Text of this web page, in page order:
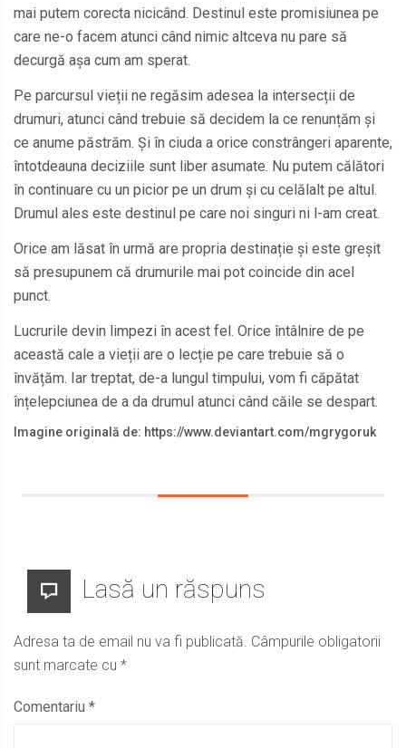
mai putem corecta nicicând. Destinul este promisiunea pe
care ne-o facem atunci când nimic altceva nu pare să
decurgă așa cum am sperat.
Pe parcursul vieții ne regăsim adesea la intersecții de
drumuri, atunci când trebuie să decidem la ce renunțăm și
ce anume păstrăm. Și în ciuda a orice constrângeri aparente,
întotdeauna deciziile sunt liber asumate. Nu putem călători
în continuare cu un picior pe un drum și cu celălalt pe altul.
Drumul ales este destinul pe care noi singuri ni l-am creat.
Orice am lăsat în urmă are propria destinație și este greșit
să presupunem că drumurile mai pot coincide din acel
punct.
Lucrurile devin limpezi în acest fel. Orice întâlnire de pe
această cale a vieții are o lecție pe care trebuie să o
învățăm. Iar treptat, de-a lungul timpului, vom fi căpătat
înțelepciunea de a da drumul atunci când căile se despart.
Imagine originală de: https://www.deviantart.com/mgrygoruk
Lasă un răspuns
Adresa ta de email nu va fi publicată. Câmpurile obligatorii
sunt marcate cu *
Comentariu *